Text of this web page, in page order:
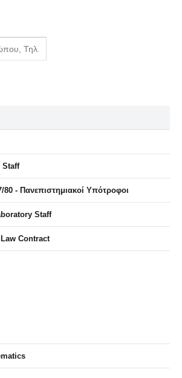
Staff
80 - Πανεπιστημιακοί Υπότροφοι
Staff
Contract